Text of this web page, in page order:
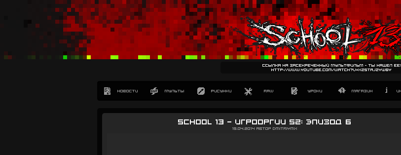
ссылка на засекреченный мультфильм - ты нашел ее!
http://www.youtube.com/watch?v=XZ5TajZYW6Y
School 13 — Игрооргии S2: Эпизод 6
19.04.2014 Автор DmitriyMX